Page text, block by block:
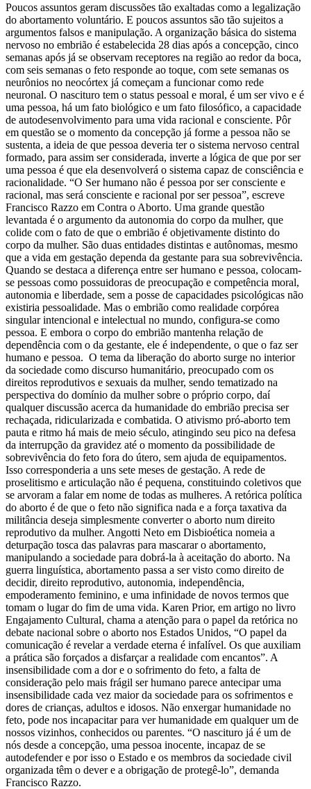
Poucos assuntos geram discussões tão exaltadas como a legalização
do abortamento voluntário. E poucos assuntos são tão sujeitos a
argumentos falsos e manipulação. A organização básica do sistema
nervoso no embrião é estabelecida 28 dias após a concepção, cinco
semanas após já se observam receptores na região ao redor da boca,
com seis semanas o feto responde ao toque, com sete semanas os
neurônios no neocórtex já começam a funcionar como rede
neuronal. O nascituro tem o status pessoal e moral, é um ser vivo e é
uma pessoa, há um fato biológico e um fato filosófico, a capacidade
de autodesenvolvimento para uma vida racional e consciente. Pôr
em questão se o momento da concepção já forme a pessoa não se
sustenta, a ideia de que pessoa deveria ter o sistema nervoso central
formado, para assim ser considerada, inverte a lógica de que por ser
uma pessoa é que ela desenvolverá o sistema capaz de consciência e
racionalidade. “O Ser humano não é pessoa por ser consciente e
racional, mas será consciente e racional por ser pessoa”, escreve
Francisco Razzo em Contra o Aborto. Uma grande questão
levantada é o argumento da autonomia do corpo da mulher, que
colide com o fato de que o embrião é objetivamente distinto do
corpo da mulher. São duas entidades distintas e autônomas, mesmo
que a vida em gestação dependa da gestante para sua sobrevivência.
Quando se destaca a diferença entre ser humano e pessoa, colocam-
se pessoas como possuidoras de preocupação e competência moral,
autonomia e liberdade, sem a posse de capacidades psicológicas não
existiria pessoalidade. Mas o embrião como realidade corpórea
singular intencional e intelectual no mundo, configura-se como
pessoa. E embora o corpo do embrião mantenha relação de
dependência com o da gestante, ele é independente, o que o faz ser
humano e pessoa. O tema da liberação do aborto surge no interior
da sociedade como discurso humanitário, preocupado com os
direitos reprodutivos e sexuais da mulher, sendo tematizado na
perspectiva do domínio da mulher sobre o próprio corpo, daí
qualquer discussão acerca da humanidade do embrião precisa ser
rechaçada, ridicularizada e combatida. O ativismo pró-aborto tem
pauta e ritmo há mais de meio século, atingindo seu pico na defesa
da interrupção da gravidez até o momento da possibilidade de
sobrevivência do feto fora do útero, sem ajuda de equipamentos.
Isso corresponderia a uns sete meses de gestação. A rede de
proselitismo e articulação não é pequena, constituindo coletivos que
se arvoram a falar em nome de todas as mulheres. A retórica política
do aborto é de que o feto não significa nada e a força taxativa da
militância deseja simplesmente converter o aborto num direito
reprodutivo da mulher. Angotti Neto em Disbioética nomeia a
deturpação tosca das palavras para mascarar o abortamento,
manipulando a sociedade para dobrá-la à aceitação do aborto. Na
guerra linguística, abortamento passa a ser visto como direito de
decidir, direito reprodutivo, autonomia, independência,
empoderamento feminino, e uma infinidade de novos termos que
tomam o lugar do fim de uma vida. Karen Prior, em artigo no livro
Engajamento Cultural, chama a atenção para o papel da retórica no
debate nacional sobre o aborto nos Estados Unidos, “O papel da
comunicação é revelar a verdade eterna é infalível. Os que auxiliam
a prática são forçados a disfarçar a realidade com encantos”. A
insensibilidade com a dor e o sofrimento do feto, a falta de
consideração pelo mais frágil ser humano parece antecipar uma
insensibilidade cada vez maior da sociedade para os sofrimentos e
dores de crianças, adultos e idosos. Não enxergar humanidade no
feto, pode nos incapacitar para ver humanidade em qualquer um de
nossos vizinhos, conhecidos ou parentes. “O nascituro já é um de
nós desde a concepção, uma pessoa inocente, incapaz de se
autodefender e por isso o Estado e os membros da sociedade civil
organizada têm o dever e a obrigação de protegê-lo”, demanda
Francisco Razzo.